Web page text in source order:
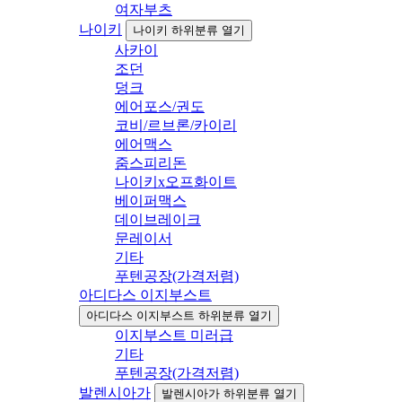
여자부츠
나이키
나이키 하위분류 열기
사카이
조던
덩크
에어포스/권도
코비/르브론/카이리
에어맥스
줌스피리돈
나이키x오프화이트
베이퍼맥스
데이브레이크
문레이서
기타
푸텐공장(가격저렴)
아디다스 이지부스트
아디다스 이지부스트 하위분류 열기
이지부스트 미러급
기타
푸텐공장(가격저렴)
발렌시아가
발렌시아가 하위분류 열기